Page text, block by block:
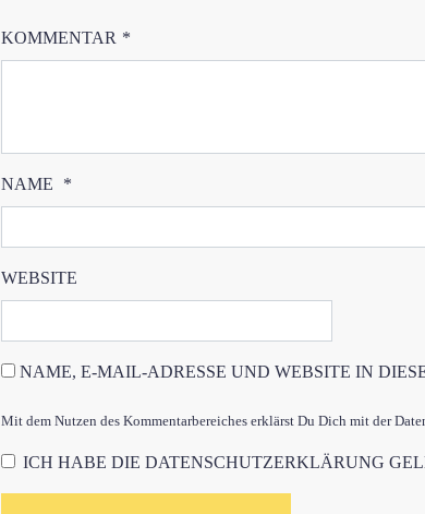
KOMMENTAR *
NAME *
WEBSITE
NAME, E-MAIL-ADRESSE UND WEBSITE IN
Mit dem Nutzen des Kommentarbereiches erklärst Du Dich mit der
ICH HABE DIE DATENSCHUTZERKLÄRUNG